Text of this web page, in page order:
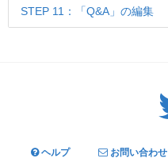
STEP 11：「Q&A」の編集
ヘルプ お問い合わせ